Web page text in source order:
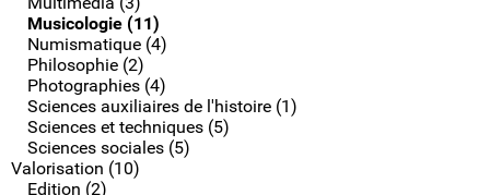
Musicologie (11)
Numismatique (4)
Philosophie (2)
Photographies (4)
Sciences auxiliaires de l'histoire (1)
Sciences et techniques (5)
Sciences sociales (5)
Valorisation (10)
Edition (2)